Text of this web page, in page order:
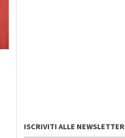
ISCRIVITI ALLE NEWSLETTER